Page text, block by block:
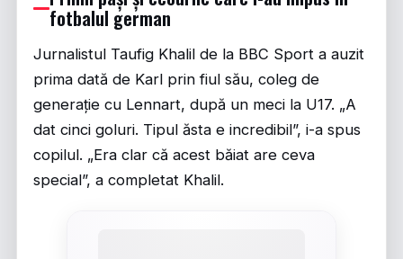
fotbalul german
Jurnalistul Taufig Khalil de la BBC Sport a auzit
prima dată de Karl prin fiul său, coleg de
generație cu Lennart, după un meci la U17. „A
dat cinci goluri. Tipul ăsta e incredibil”, i-a spus
copilul. „Era clar că acest băiat are ceva
special”, a completat Khalil.